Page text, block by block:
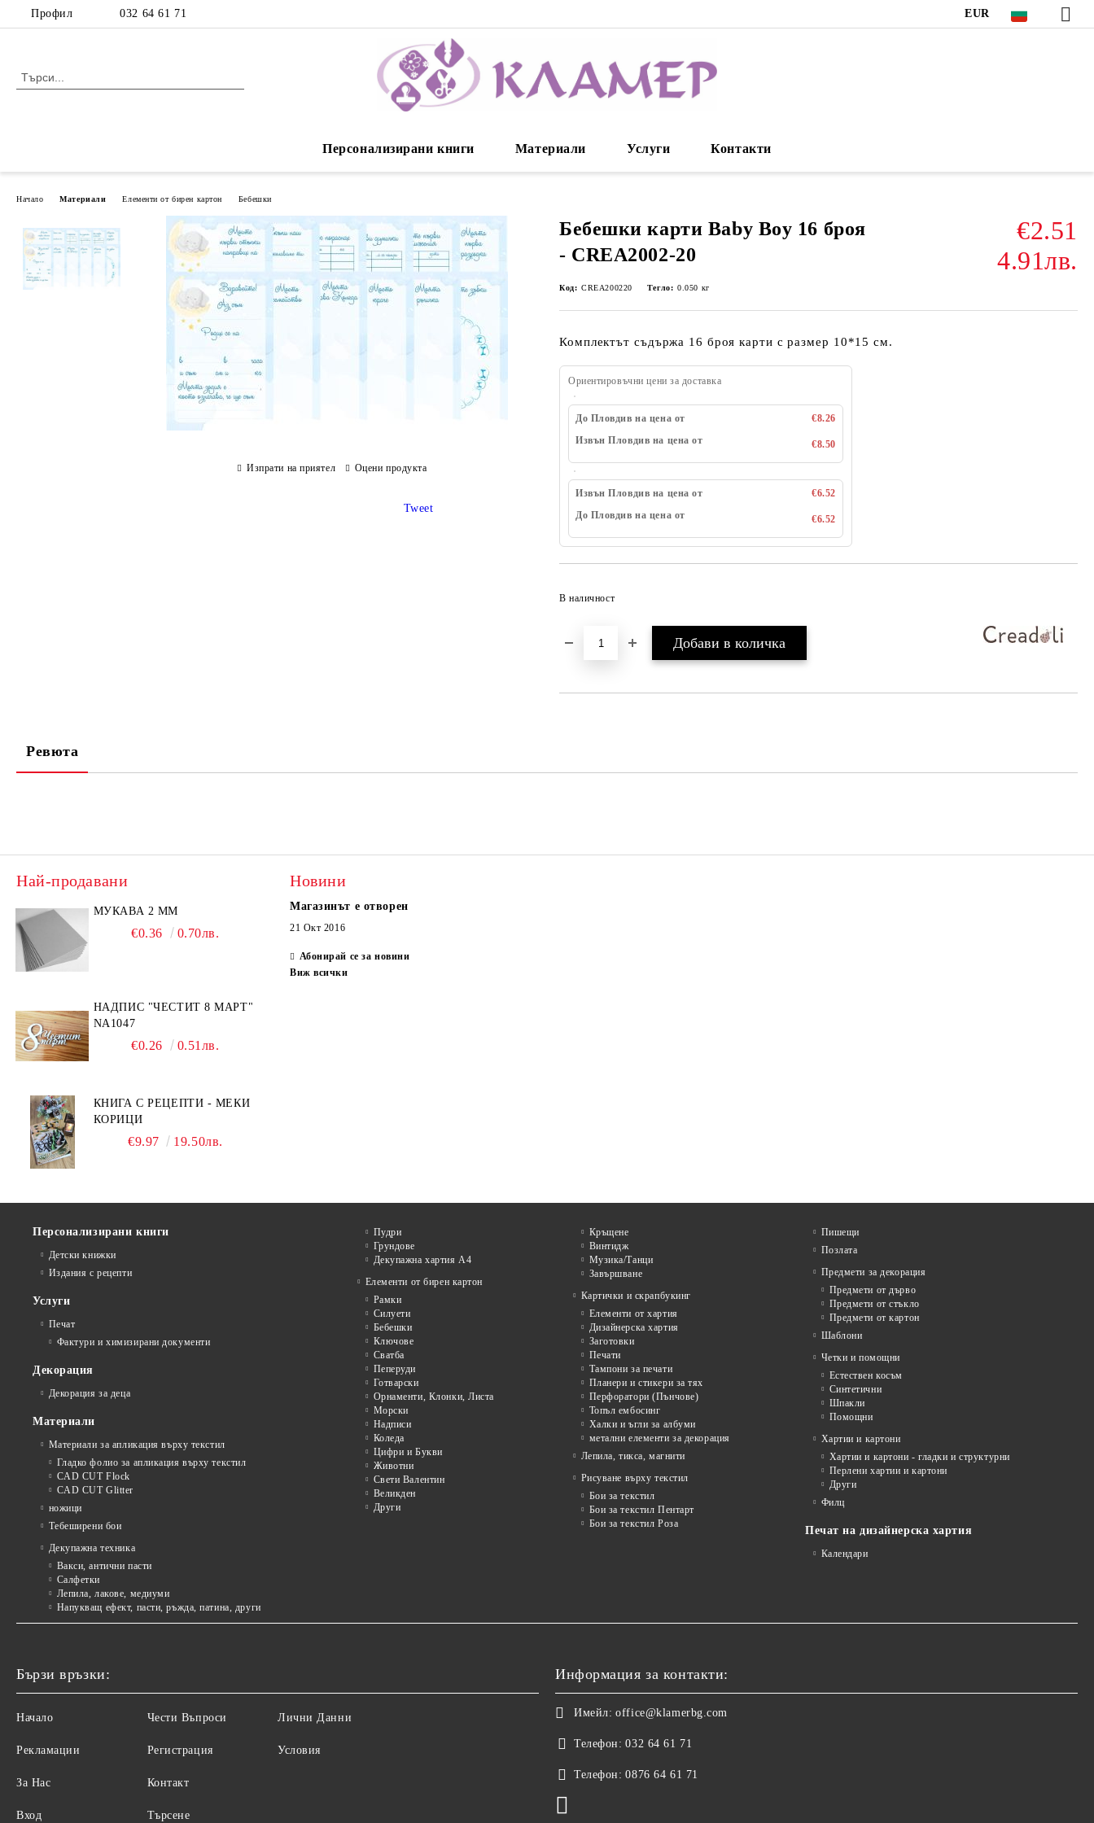
Профил 032 64 61 71 EUR
Персонализирани книги Материали Услуги Контакти
Начало Материали Елементи от бирен картон Бебешки
Бебешки карти Baby Boy 16 броя
- CREA2002-20
€2.51
4.91лв.
Код: CREA200220 Тегло: 0.050 кг
Комплектът съдържа 16 броя карти с размер 10*15 см.
Ориентировъчни цени за доставка
До Пловдив на цена от
€8.26
Извън Пловдив на цена от
€8.50
Извън Пловдив на цена от
€6.52
До Пловдив на цена от
€6.52
В наличност
Изпрати на приятел Оцени продукта
Tweet
Ревюта
Най-продавани
МУКАВА 2 ММ
€0.36 0.70лв.
НАДПИС "ЧЕСТИТ 8 МАРТ"
NA1047
€0.26 0.51лв.
КНИГА С РЕЦЕПТИ - МЕКИ
КОРИЦИ
€9.97 19.50лв.
Новини
Магазинът е отворен
21 Окт 2016
Абонирай се за новини
Виж всички
Персонализирани книги
Детски книжки
Издания с рецепти
Услуги
Печат
Фактури и химизирани документи
Декорация
Декорация за деца
Материали
Материали за апликация върху текстил
Гладко фолио за апликация върху текстил
CAD CUT Flock
CAD CUT Glitter
ножици
Тебеширени бои
Декупажна техника
Вакси, антични пасти
Салфетки
Лепила, лакове, медиуми
Напукващ ефект, пасти, ръжда, патина, други
Пудри
Грундове
Декупажна хартия А4
Елементи от бирен картон
Рамки
Силуети
Бебешки
Ключове
Сватба
Пеперуди
Готварски
Орнаменти, Клонки, Листа
Морски
Надписи
Коледа
Цифри и Букви
Животни
Свети Валентин
Великден
Други
Кръщене
Винтидж
Музика/Танци
Завършване
Картички и скрапбукинг
Елементи от хартия
Дизайнерска хартия
Заготовки
Печати
Тампони за печати
Планери и стикери за тях
Перфоратори (Пънчове)
Топъл ембосинг
Халки и ъгли за албуми
метални елементи за декорация
Лепила, тикса, магнити
Рисуване върху текстил
Бои за текстил
Бои за текстил Пентарт
Бои за текстил Роза
Пишещи
Позлата
Предмети за декорация
Предмети от дърво
Предмети от стъкло
Предмети от картон
Шаблони
Четки и помощни
Естествен косъм
Синтетични
Шпакли
Помощни
Хартии и картони
Хартии и картони - гладки и структурни
Перлени хартии и картони
Други
Филц
Печат на дизайнерска хартия
Календари
Бързи връзки:
Начало
Рекламации
За Нас
Вход
Чести Въпроси
Регистрация
Контакт
Търсене
Лични Данни
Условия
Информация за контакти:
Имейл: office@klamerbg.com
Телефон: 032 64 61 71
Телефон: 0876 64 61 71